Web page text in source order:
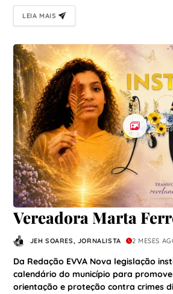
LEIA MAIS
Vereadora Marta
cria Lei Municipal de
Conscientização
Cibernéticos em
JEH SOARES, JORNALISTA 2 MESES
Da Redação EVVA Nova legislação
calendário do município para
orientação e proteção contra crimes